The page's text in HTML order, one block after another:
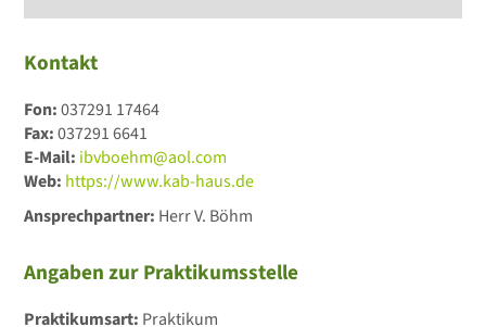
Kontakt
Fon:037291 17464
Fax:037291 6641
E-Mail: ibvboehm@aol.com
Web: https://www.kab-haus.de
Ansprechpartner: Herr V. Böhm
Angaben zur Praktikumsstelle
Praktikumsart: Praktikum